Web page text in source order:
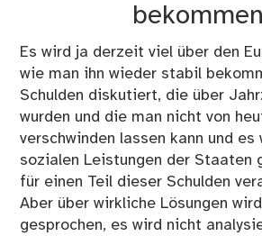
Es wird ja derzeit viel über den
wie man ihn wieder stabil
Schulden diskutiert, die über
wurden und die man nicht von
verschwinden lassen kann und es
sozialen Leistungen der Staaten
für einen Teil dieser Schulden
Aber über wirkliche Lösungen
gesprochen, es wird nicht